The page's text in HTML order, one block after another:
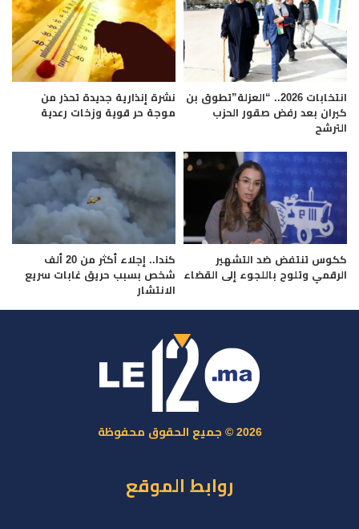
انتخابات 2026.. “العزلة”تطوق بن
كيران بعد رفض صقور الحزب
الترشح
نشرة إنذارية جديدة تحذر من
موجة حر قوية وزخات رعدية
ككوس تنتفض ضد التشهير
الرقمي وتلوح باللجوء إلى القضاء
كندا.. إجلاء أكثر من 20 ألف
شخص بسبب حريق غابات سريع
الانتشار
2026 © جميع الحقوق محفوظة
روابط الموقع